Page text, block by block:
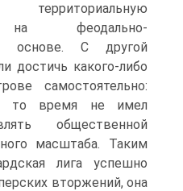
на феодально­
основе. С другой
достичь какого-либо
самостоятельно:
то время не имел
общественной
масштаба. Таким
лига успешно
вторжений, она